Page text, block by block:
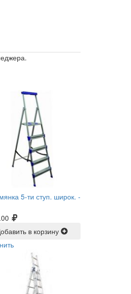
5-ти ступ. широк. -
в корзину